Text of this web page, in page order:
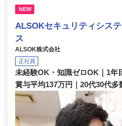
NEW
ALSOKセキュリティシス
ス
ALSOK株式会社
正社員
未経験OK・知識ゼロOK｜1年
賞与平均137万円｜20代30代多